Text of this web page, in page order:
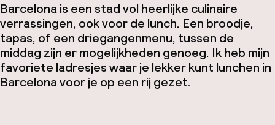
Barcelona is een stad vol heerlijke culinaire
verrassingen, ook voor de lunch. Een broodje,
tapas, of een driegangenmenu, tussen de
middag zijn er mogelijkheden genoeg. Ik heb mijn
favoriete ladresjes waar je lekker kunt lunchen in
Barcelona voor je op een rij gezet.